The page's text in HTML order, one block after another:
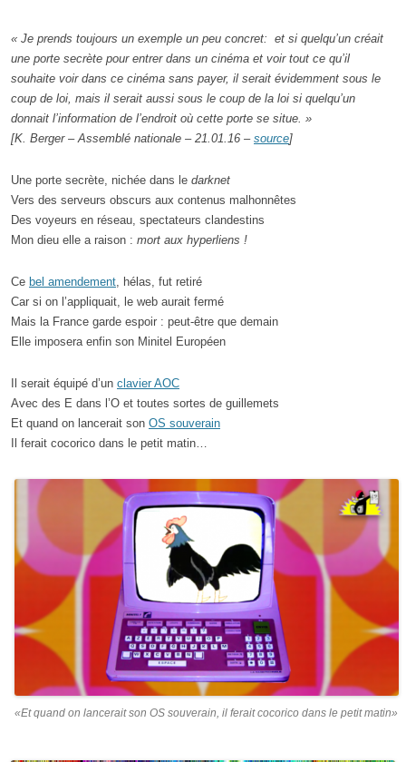
« Je prends toujours un exemple un peu concret: et si quelqu’un créait
une porte secrète pour entrer dans un cinéma et voir tout ce qu’il
souhaite voir dans ce cinéma sans payer, il serait évidemment sous le
coup de loi, mais il serait aussi sous le coup de la loi si quelqu’un
donnait l’information de l’endroit où cette porte se situe. »
[K. Berger – Assemblé nationale – 21.01.16 – source]
Une porte secrète, nichée dans le darknet
Vers des serveurs obscurs aux contenus malhonnêtes
Des voyeurs en réseau, spectateurs clandestins
Mon dieu elle a raison : mort aux hyperliens !
Ce bel amendement , hélas, fut retiré
Car si on l’appliquait, le web aurait fermé
Mais la France garde espoir : peut-être que demain
Elle imposera enfin son Minitel Européen
Il serait équipé d’un clavier AOC
Avec des E dans l’O et toutes sortes de guillemets
Et quand on lancerait son OS souverain
Il ferait cocorico dans le petit matin…
«Et quand on lancerait son OS souverain, il ferait cocorico dans le petit matin»